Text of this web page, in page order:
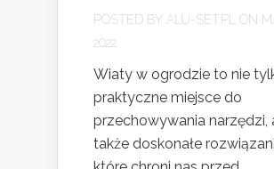
POSTED BY ALU-SET.PL
ON
2022
Wiaty w ogrodzie to nie
praktyczne miejsce do
przechowywania narzędzi,
także doskonałe